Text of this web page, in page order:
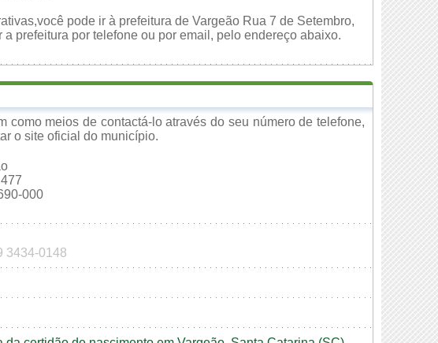
pode ir à prefeitura de Vargeão Rua 7 de Setembro,
prefeitura por telefone ou por email, pelo endereço abaixo.
meios de contactá-lo através do seu número de telefone,
o site oficial do município.
000
3434-0148